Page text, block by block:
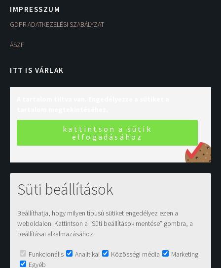
IMPRESSZUM
GDPR ADATKEZELÉSI SZABÁLYZAT
ÁSZF
ITT IS VÁRLAK
kattintson a sütik
elfogadásához
Süti beállítások
Beállíthatja, hogy milyen típusú sütiket engedélyez ezen a
weboldalon. Kattintson a “Süti beállítások mentése” gombra, a
beállításai alkalmazásához.
Funkcionális Analitikai Közösségi média
Marketing
Egyéb